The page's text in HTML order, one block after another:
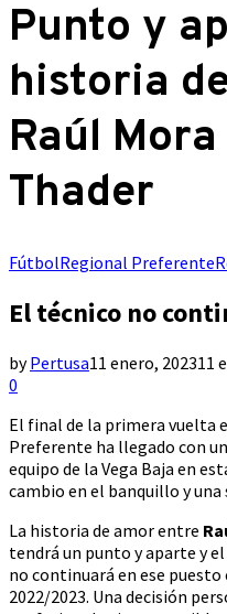
Punto y
historia
Raúl Mora
Thader
FútbolRegional Preferente
El técnico no
byPertusa11 enero, 202311
0
El final de la primera vuelta
Preferente ha llegado con
equipo de la Vega Baja en
cambio en el banquillo y una
La historia de amor entre
tendrá un punto y aparte y
no continuará en ese
2022/2023. Una decisión